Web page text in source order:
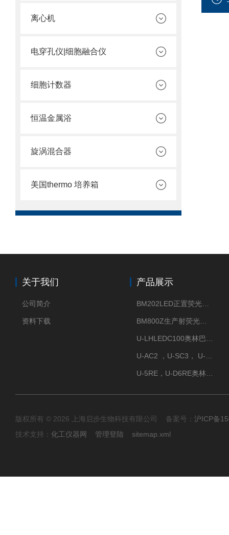
离心机
电穿孔仪|细胞融合仪
细胞计数器
恒温金属浴
旋涡混合器
美国thermo 培养箱
关于我们
公司简介
资料下载
产品展示
版权所有 © 2026 上海启步生物科技有限公司 备案号： 沪ICP备
技术支持： 化工仪器网 管理登陆 sitemap.xml